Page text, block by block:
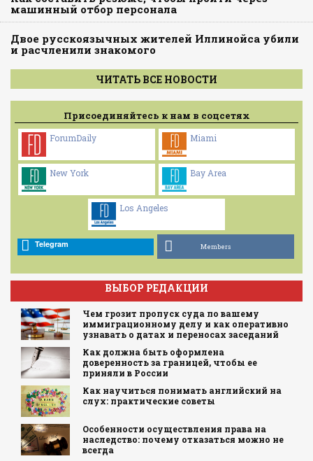
машинный отбор персонала
Двое русскоязычных жителей Иллинойса убили
и расчленили знакомого
ЧИТАТЬ ВСЕ НОВОСТИ
Присоединяйтесь к нам в соцсетях
ForumDaily Miami
New York Bay Area
Los Angeles
Telegram Members
ВЫБОР РЕДАКЦИИ
Чем грозит пропуск суда по вашему
иммиграционному делу и как оперативно
узнавать о датах и переносах заседаний
Как должна быть оформлена
доверенность за границей, чтобы ее
приняли в России
Как научиться понимать английский на
слух: практические советы
Особенности осуществления права на
наследство: почему отказаться можно не
всегда